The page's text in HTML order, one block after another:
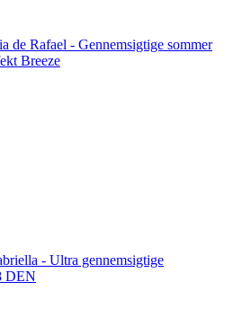
de Rafael - Gennemsigtige sommer
Breeze
- Ultra gennemsigtige
DEN